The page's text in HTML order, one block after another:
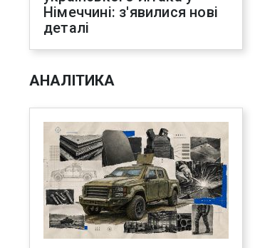
Німеччині: з'явилися нові
деталі
АНАЛІТИКА